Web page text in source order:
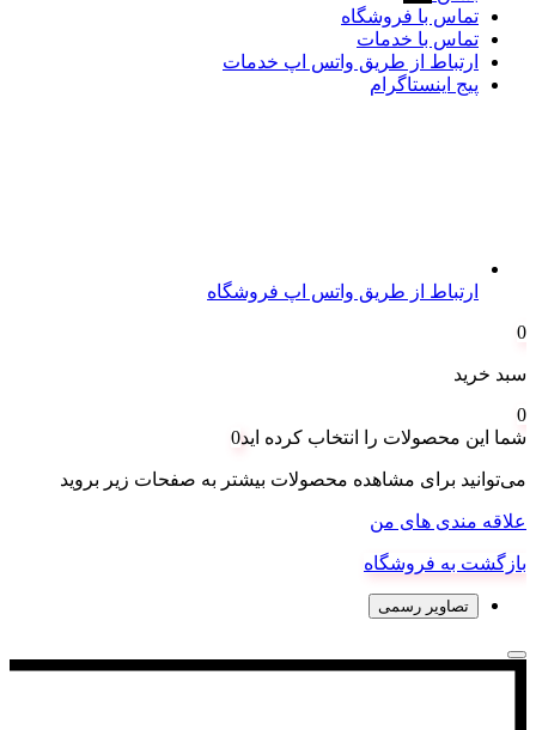
تماس با فروشگاه
تماس با خدمات
ارتباط از طریق واتس اپ خدمات
پیج اینستاگرام
ارتباط از طریق واتس اپ فروشگاه
0
سبد خرید
0
شما این محصولات را انتخاب کرده اید0
می‌توانید برای مشاهده محصولات بیشتر به صفحات زیر بروید
علاقه مندی های من
بازگشت به فروشگاه
تصاویر رسمی